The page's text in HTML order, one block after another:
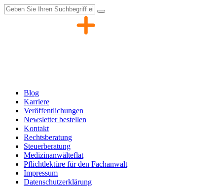
Zum
Inhalt
Blog
Karriere
Veröffentlichungen
Newsletter bestellen
Kontakt
Rechtsberatung
Steuerberatung
Medizinanwälteflat
Pflichtlektüre für den Fachanwalt
Impressum
Datenschutzerklärung